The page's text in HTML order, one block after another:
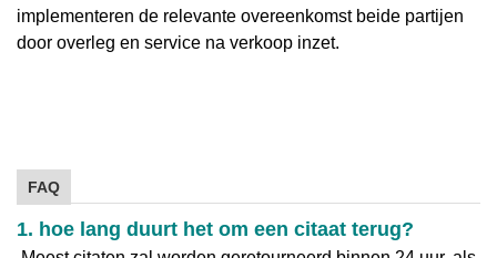
implementeren de relevante overeenkomst beide partijen
door overleg en service na verkoop inzet.
FAQ
1. hoe lang duurt het om een citaat terug?